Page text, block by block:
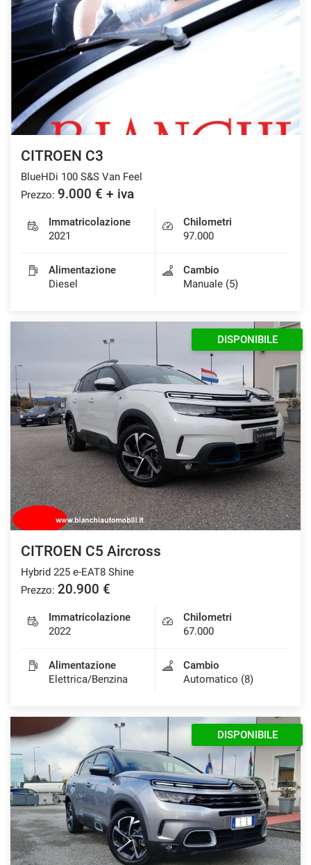
CITROEN C3
BlueHDi 100 S&S Van Feel
Prezzo: 9.000 € + iva
Immatricolazione
2021
Chilometri
97.000
Alimentazione
Diesel
Cambio
Manuale (5)
DISPONIBILE
CITROEN C5 Aircross
Hybrid 225 e-EAT8 Shine
Prezzo: 20.900 €
Immatricolazione
2022
Chilometri
67.000
Alimentazione
Elettrica/Benzina
Cambio
Automatico (8)
DISPONIBILE